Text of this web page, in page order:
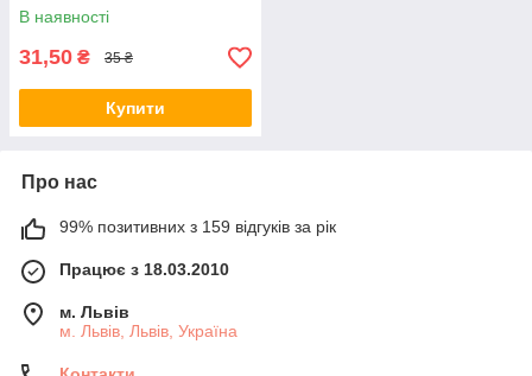
В наявності
31,50 ₴ 35 ₴
Купити
Про нас
99% позитивних з 159 відгуків за рік
Працює з 18.03.2010
м. Львів
м. Львів, Львів, Україна